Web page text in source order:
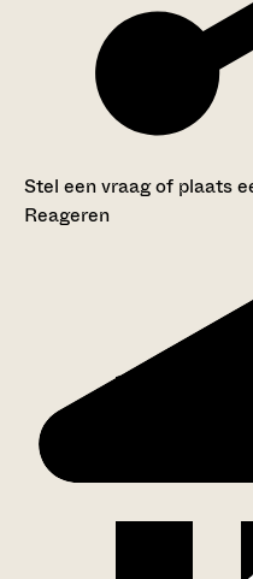
Stel een vraag of plaats
Reageren